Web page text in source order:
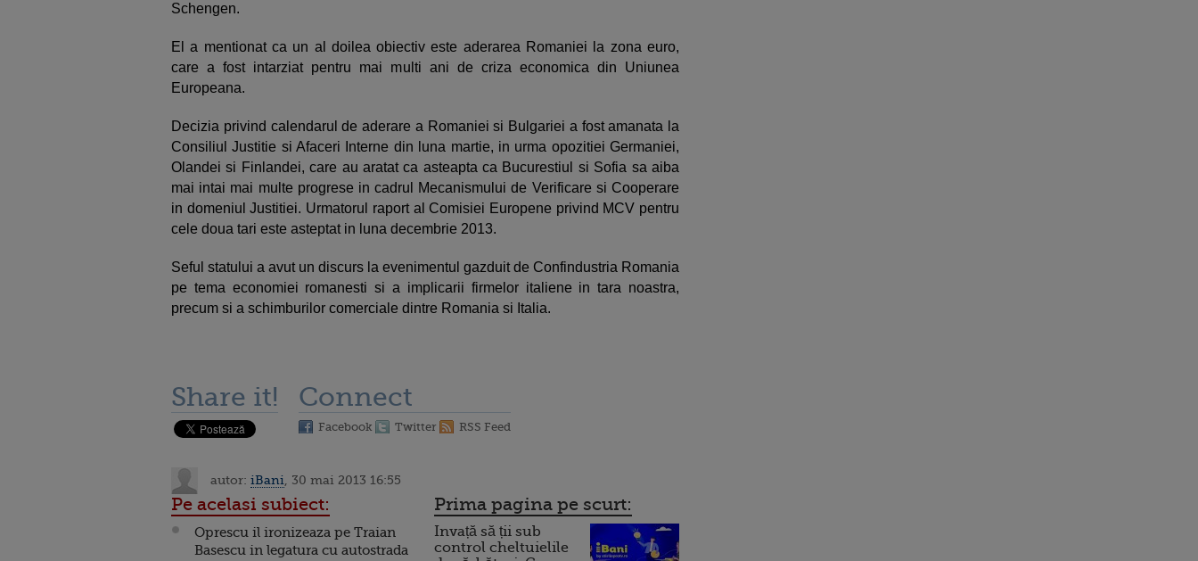
Schengen.
El a mentionat ca un al doilea obiectiv este aderarea Romaniei la zona euro,
care a fost intarziat pentru mai multi ani de criza economica din Uniunea
Europeana.
Decizia privind calendarul de aderare a Romaniei si Bulgariei a fost amanata la
Consiliul Justitie si Afaceri Interne din luna martie, in urma opozitiei Germaniei,
Olandei si Finlandei, care au aratat ca asteapta ca Bucurestiul si Sofia sa aiba
mai intai mai multe progrese in cadrul Mecanismului de Verificare si Cooperare
in domeniul Justitiei. Urmatorul raport al Comisiei Europene privind MCV pentru
cele doua tari este asteptat in luna decembrie 2013.
Seful statului a avut un discurs la evenimentul gazduit de Confindustria Romania
pe tema economiei romanesti si a implicarii firmelor italiene in tara noastra,
precum si a schimburilor comerciale dintre Romania si Italia.
Share it! Connect
Facebook Twitter RSS Feed
autor: iBani , 30 mai 2013 16:55
Pe acelasi subiect:
Oprescu il ironizeaza pe Traian
Basescu in legatura cu autostrada
Prima pagina pe scurt:
Invață să ții sub
control cheltuielile